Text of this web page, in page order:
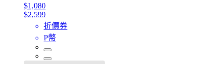
$1,080
$2,599
折價券
P幣